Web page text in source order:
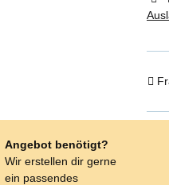
Angebot benötigt?
Wir erstellen dir gerne
ein passendes